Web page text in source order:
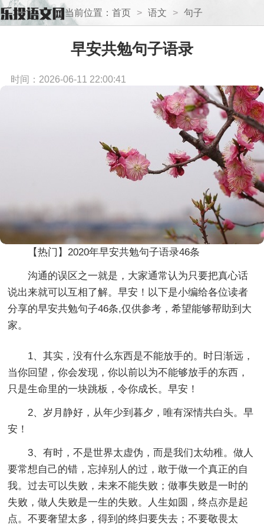
当前位置： 首页 > 语文 > 句子
早安共勉句子语录
时间：2026-06-11 22:00:41
【热门】2020年早安共勉句子语录46条
沟通的误区之一就是，大家通常认为只要把真心话
说出来就可以互相了解。早安！以下是小编给各位读者
分享的早安共勉句子46条,仅供参考，希望能够帮助到大
家。
1、其实，没有什么东西是不能放手的。时日渐远，
当你回望，你会发现，你以前以为不能够放手的东西，
只是生命里的一块跳板，令你成长。早安！
2、岁月静好，从年少到暮夕，唯有深情共白头。早
安！
3、有时，不是世界太虚伪，而是我们太幼稚。做人
要常想自己的错，忘掉别人的过，敢于做一个真正的自
我。过去可以失败，未来不能失败；做事失败是一时的
失败，做人失败是一生的失败。人生如圆，终点亦是起
点。不要奢望太多，得到的终归要失去；不要敬畏太